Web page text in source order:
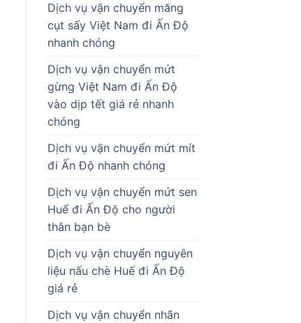
Dịch vụ vận chuyển măng
cụt sấy Việt Nam đi Ấn Độ
nhanh chóng
Dịch vụ vận chuyển mứt
gừng Việt Nam đi Ấn Độ
vào dịp tết giá rẻ nhanh
chóng
Dịch vụ vận chuyển mứt mít
đi Ấn Độ nhanh chóng
Dịch vụ vận chuyển mứt sen
Huế đi Ấn Độ cho người
thân bạn bè
Dịch vụ vận chuyển nguyên
liệu nấu chè Huế đi Ấn Độ
giá rẻ
Dịch vụ vận chuyển nhãn